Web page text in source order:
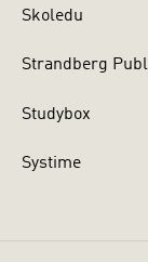
Skoledu
Strandberg
Studybox
Systime